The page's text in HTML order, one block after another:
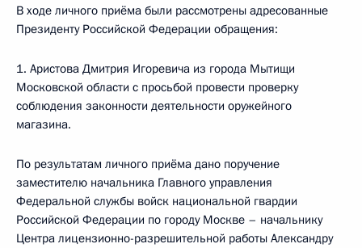
В ходе личного приёма были рассмотрены адресованные
Президенту Российской Федерации обращения:
1. Аристова Дмитрия Игоревича из города Мытищи
Московской области с просьбой провести проверку
соблюдения законности деятельности оружейного
магазина.
По результатам личного приёма дано поручение
заместителю начальника Главного управления
Федеральной службы войск национальной гвардии
Российской Федерации по городу Москве – начальнику
Центра лицензионно-разрешительной работы Александру